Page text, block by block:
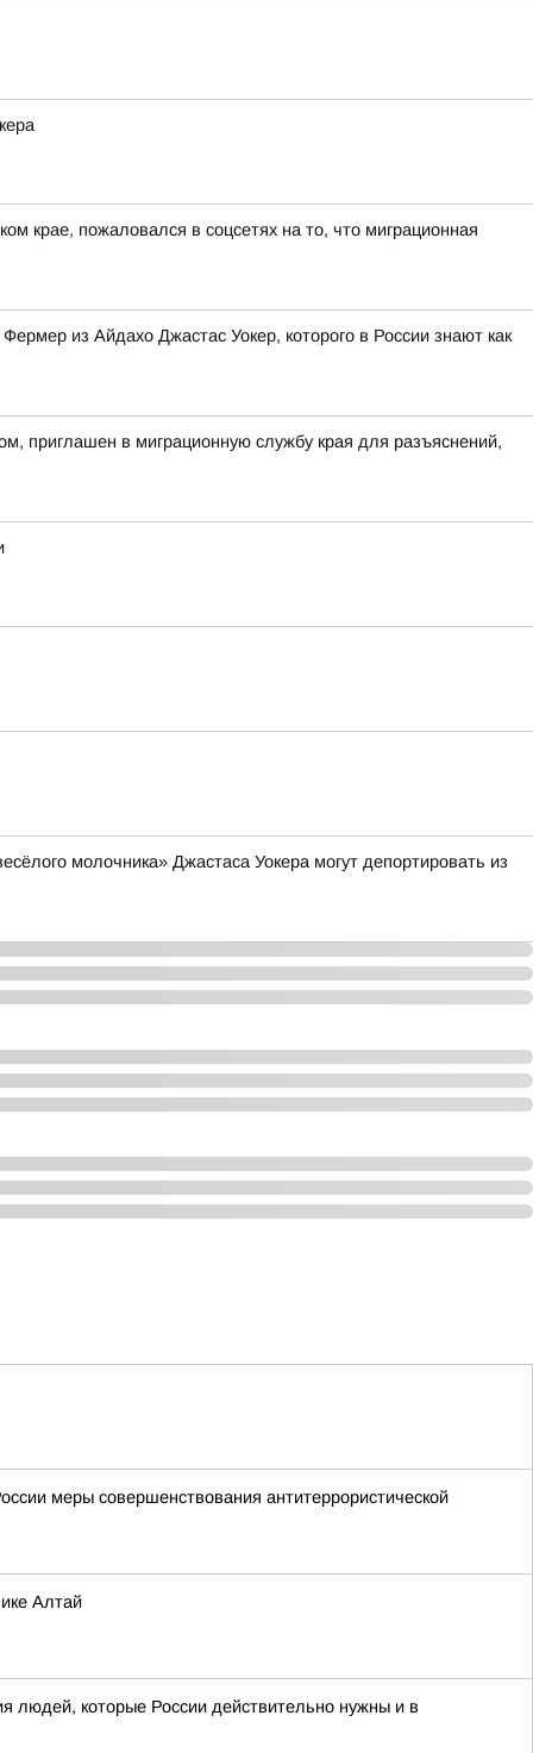
крае, пожаловался в соцсетях на то, что миграционная
из Айдахо Джастас Уокер, которого в России знают как
приглашен в миграционную службу края для разъяснений,
молочника» Джастаса Уокера могут депортировать из
меры совершенствования антитеррористической
Алтай
которые России действительно нужны и в